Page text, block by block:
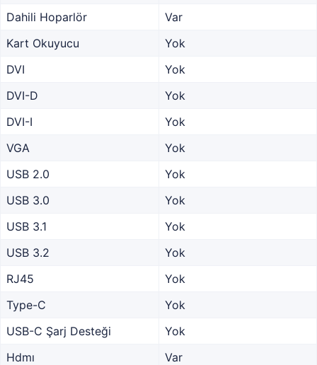
Dahili Hoparlör
Var
Kart Okuyucu
Yok
DVI
Yok
DVI-D
Yok
DVI-I
Yok
VGA
Yok
USB 2.0
Yok
USB 3.0
Yok
USB 3.1
Yok
USB 3.2
Yok
RJ45
Yok
Type-C
Yok
USB-C Şarj Desteği
Yok
Hdmı
Var